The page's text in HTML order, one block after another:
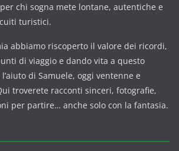
chi sogna mete lontane, autentiche e
turistici.
abbiamo riscoperto il valore dei ricordi,
di viaggio e dando vita a questo
di Samuele, oggi ventenne e
troverete racconti sinceri, fotografie,
per partire… anche solo con la fantasia.